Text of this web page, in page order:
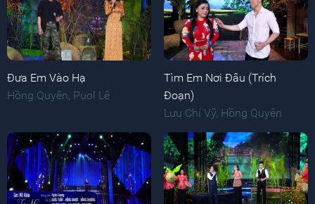
Đưa Em Vào Hạ
Hồng Quyên Puol Lê
Tìm Em Nơi Đâu (Trích
Đoạn)
Lưu Chí Vỹ, Hồng Quyên